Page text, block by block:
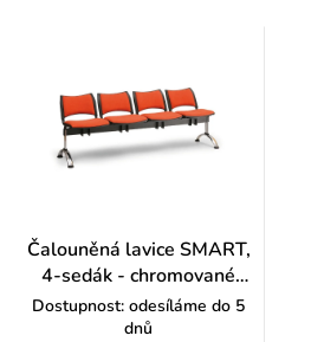
Čalouněná lavice SMART,
4-sedák - chromované
nohy, červená
Dostupnost: odesíláme do 5
dnů